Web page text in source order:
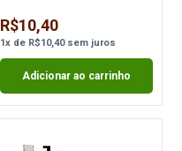
R$10,40
1xde R$10,40sem juros
Adicionar ao carrinho